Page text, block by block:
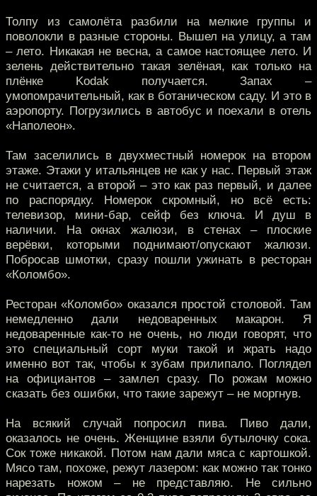
Толпу из самолёта разбили на мелкие группы и
поволокли в разные стороны. Вышел на улицу, а там
– лето. Никакая не весна, а самое настоящее лето. И
зелень действительно такая зелёная, как только на
плёнке Kodak получается. Запах –
умопомрачительный, как в ботаническом саду. И это в
аэропорту. Погрузились в автобус и поехали в отель
«Наполеон».
Там заселились в двухместный номерок на втором
этаже. Этажи у итальянцев не как у нас. Первый этаж
не считается, а второй – это как раз первый, и далее
по распорядку. Номерок скромный, но всё есть:
телевизор, мини-бар, сейф без ключа. И душ в
наличии. На окнах жалюзи, в стенах – плоские
верёвки, которыми поднимают/опускают жалюзи.
Побросав шмотки, сразу пошли ужинать в ресторан
«Коломбо».
Ресторан «Коломбо» оказался простой столовой. Там
немедленно дали недоваренных макарон. Я
недоваренные как-то не очень, но люди говорят, что
это специальный сорт муки такой и жрать надо
именно вот так, чтобы к зубам прилипало. Поглядел
на официантов – замлел сразу. По рожам можно
сказать без ошибки, что такие зарежут – не моргнув.
На всякий случай попросил пива. Пиво дали,
оказалось не очень. Женщине взяли бутылочку сока.
Сок тоже никакой. Потом нам дали мяса с картошкой.
Мясо там, похоже, режут лазером: как можно так тонко
нарезать ножом – не представляю. Не сильно